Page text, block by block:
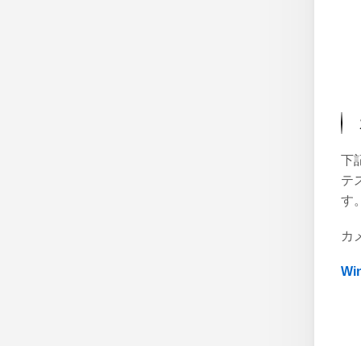
下
テ
す
カ